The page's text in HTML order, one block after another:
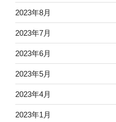
2023年8月
2023年7月
2023年6月
2023年5月
2023年4月
2023年1月